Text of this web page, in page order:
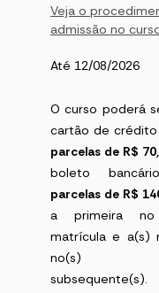
Veja o
admissão no
Até 12/08/2026
O curso poderá
cartão de
parcelas de R$
boleto
parcelas de R$
a primeira
matrícula e a(s)
no(s)
subsequente(s).